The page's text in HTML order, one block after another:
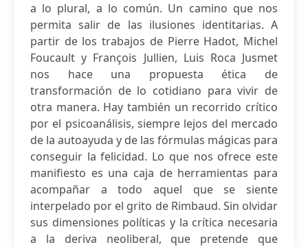
a lo plural, a lo común. Un camino que nos
permita salir de las ilusiones identitarias. A
partir de los trabajos de Pierre Hadot, Michel
Foucault y François Jullien, Luis Roca Jusmet
nos hace una propuesta ética de
transformación de lo cotidiano para vivir de
otra manera. Hay también un recorrido crítico
por el psicoanálisis, siempre lejos del mercado
de la autoayuda y de las fórmulas mágicas para
conseguir la felicidad. Lo que nos ofrece este
manifiesto es una caja de herramientas para
acompañar a todo aquel que se siente
interpelado por el grito de Rimbaud. Sin olvidar
sus dimensiones políticas y la crítica necesaria
a la deriva neoliberal, que pretende que